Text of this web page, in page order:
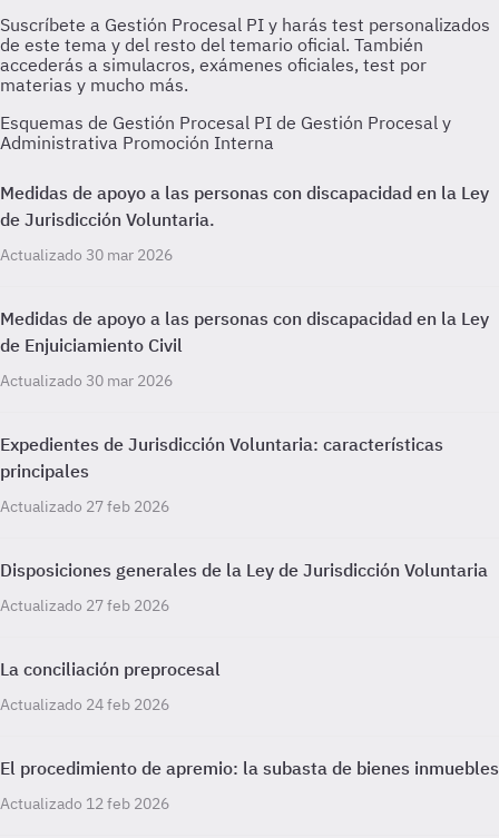
Esquemas de Gestión Procesal PI de Gestión Procesal y
Administrativa Promoción Interna
Medidas de apoyo a las personas con discapacidad en la Ley
de Jurisdicción Voluntaria.
Actualizado 30 mar 2026
Medidas de apoyo a las personas con discapacidad en la Ley
de Enjuiciamiento Civil
Actualizado 30 mar 2026
Expedientes de Jurisdicción Voluntaria: características
principales
Actualizado 27 feb 2026
Disposiciones generales de la Ley de Jurisdicción Voluntaria
Actualizado 27 feb 2026
La conciliación preprocesal
Actualizado 24 feb 2026
El procedimiento de apremio: la subasta de bienes inmuebles
Actualizado 12 feb 2026